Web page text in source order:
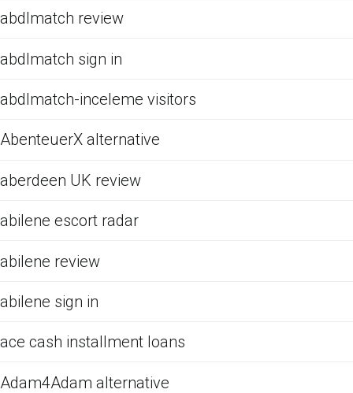
abdlmatch review
abdlmatch sign in
abdlmatch-inceleme visitors
AbenteuerX alternative
aberdeen UK review
abilene escort radar
abilene review
abilene sign in
ace cash installment loans
Adam4Adam alternative